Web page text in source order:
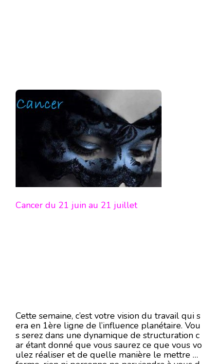
Cancer du 21 juin au 21 juillet
Cette semaine, c’est votre vision du travail qui s
era en 1ère ligne de l’influence planétaire. Vou
s serez dans une dynamique de structuration c
ar étant donné que vous saurez ce que vous vo
ulez réaliser et de quelle manière le mettre en